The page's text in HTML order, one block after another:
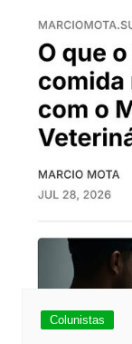
Colunistas